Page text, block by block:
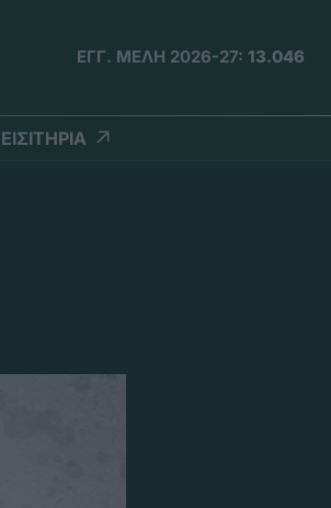
ΕΓΓ. ΜΕΛΗ 2026-27: 13.046
ΕΙΣΙΤΗΡΙΑ